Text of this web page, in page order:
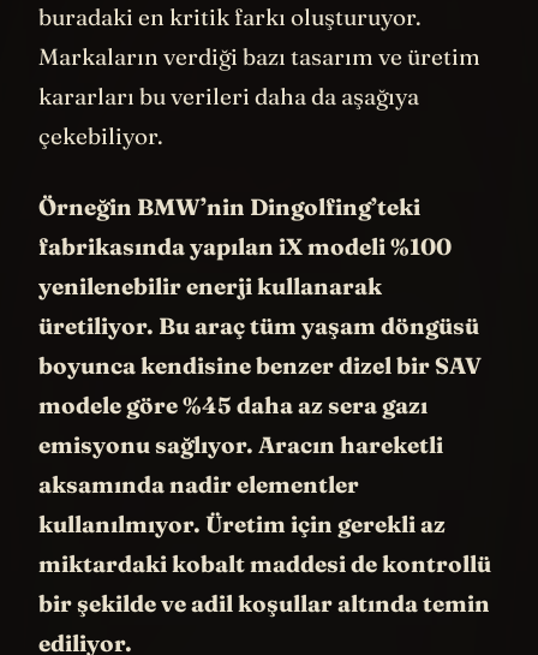
buradaki en kritik farkı oluşturuyor.
Markaların verdiği bazı tasarım ve üretim
kararları bu verileri daha da aşağıya
çekebiliyor.
Örneğin BMW’nin Dingolfing’teki
fabrikasında yapılan iX modeli %100
yenilenebilir enerji kullanarak
üretiliyor. Bu araç tüm yaşam döngüsü
boyunca kendisine benzer dizel bir SAV
modele göre %45 daha az sera gazı
emisyonu sağlıyor. Aracın hareketli
aksamında nadir elementler
kullanılmıyor. Üretim için gerekli az
miktardaki kobalt maddesi de kontrollü
bir şekilde ve adil koşullar altında temin
ediliyor.